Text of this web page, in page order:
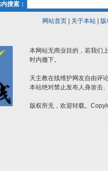
搜索：
网站首页| 关于本站| 版
本网站无商业目的，若我们
时内撤下。
天主教在线维护网友自由评
本站绝对禁止发布人身攻击
版权所无，欢迎转载。